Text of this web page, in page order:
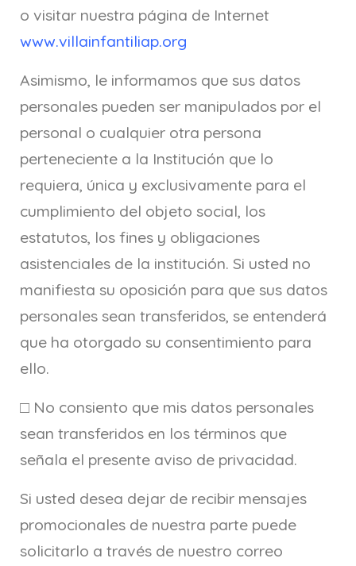
o visitar nuestra página de Internet
www.villainfantiliap.org
Asimismo, le informamos que sus datos
personales pueden ser manipulados por el
personal o cualquier otra persona
perteneciente a la Institución que lo
requiera, única y exclusivamente para el
cumplimiento del objeto social, los
estatutos, los fines y obligaciones
asistenciales de la institución. Si usted no
manifiesta su oposición para que sus datos
personales sean transferidos, se entenderá
que ha otorgado su consentimiento para
ello.
□ No consiento que mis datos personales
sean transferidos en los términos que
señala el presente aviso de privacidad.
Si usted desea dejar de recibir mensajes
promocionales de nuestra parte puede
solicitarlo a través de nuestro correo